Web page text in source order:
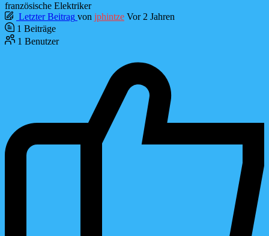
französische Elektriker
Letzter Beitrag von jphintze Vor 2 Jahren
1 Beiträge
1 Benutzer